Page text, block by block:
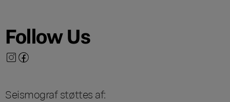
Follow Us
Seismograf støttes af: